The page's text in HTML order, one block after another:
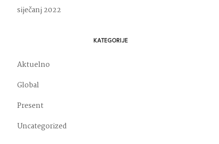
siječanj 2022
KATEGORIJE
Aktuelno
Global
Present
Uncategorized